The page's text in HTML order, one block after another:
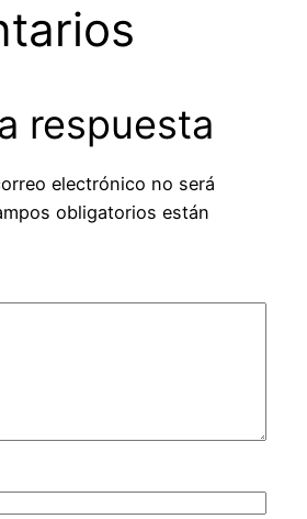
respuesta
electrónico no será
obligatorios están